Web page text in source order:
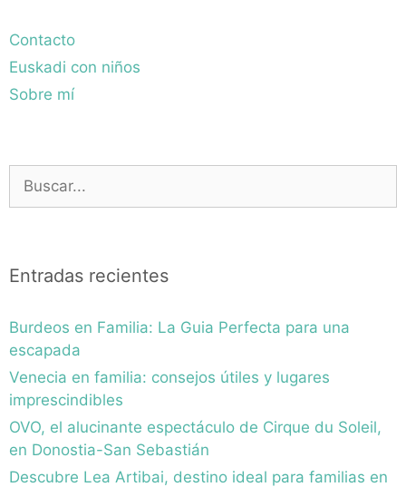
Contacto
Euskadi con niños
Sobre mí
Entradas recientes
Burdeos en Familia: La Guia Perfecta para una
escapada
Venecia en familia: consejos útiles y lugares
imprescindibles
OVO, el alucinante espectáculo de Cirque du Soleil,
en Donostia-San Sebastián
Descubre Lea Artibai, destino ideal para familias en